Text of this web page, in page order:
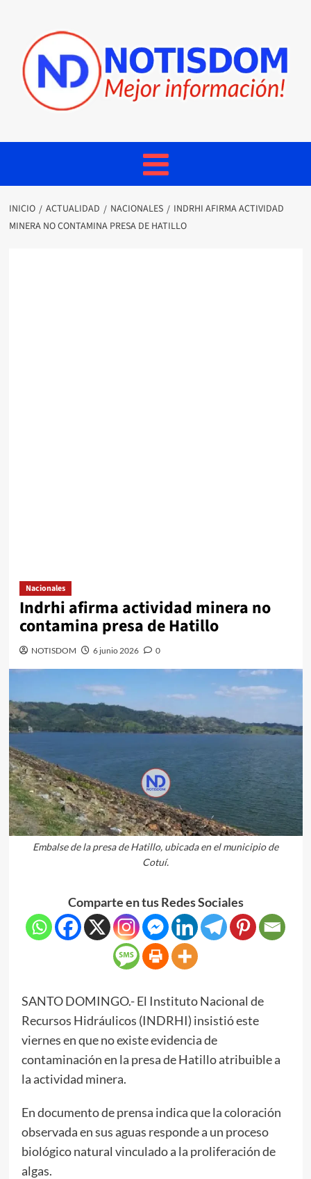
INICIO ACTUALIDAD NACIONALES
INDRHI AFIRMA ACTIVIDAD
MINERA NO CONTAMINA PRESA DE HATILLO
Nacionales
Indrhi afirma actividad minera no
contamina presa de Hatillo
NOTISDOM 6 junio 2026 0
Embalse de la presa de Hatillo, ubicada en el municipio de
Cotuí.
Comparte en tus Redes Sociales
SANTO DOMINGO.- El Instituto Nacional de
Recursos Hidráulicos (INDRHI) insistió este
viernes en que no existe evidencia de
contaminación en la presa de Hatillo atribuible a
la actividad minera.
En documento de prensa indica que la coloración
observada en sus aguas responde a un proceso
biológico natural vinculado a la proliferación de
algas.